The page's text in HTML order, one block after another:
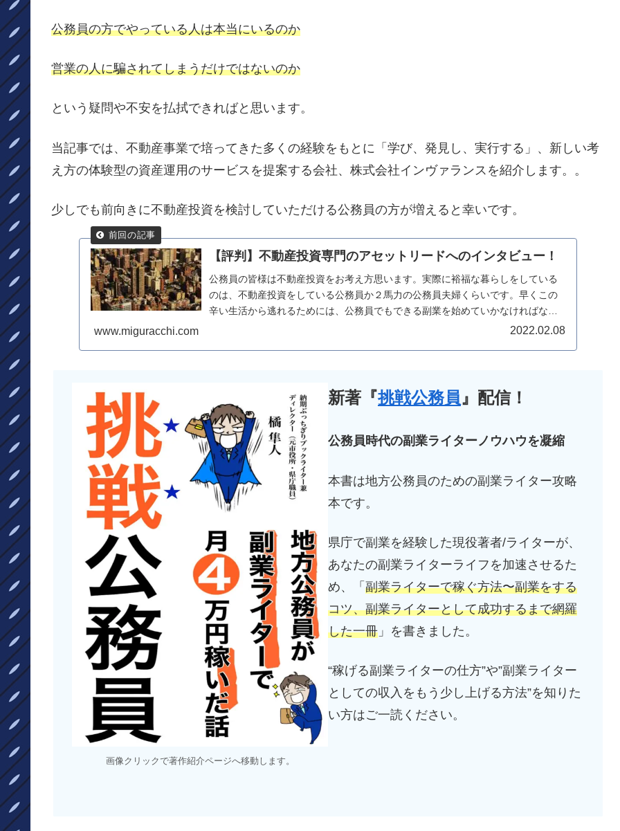
公務員の方でやっている人は本当にいるのか
営業の人に騙されてしまうだけではないのか
という疑問や不安を払拭できればと思います。
当記事では、不動産事業で培ってきた多くの経験をもとに「学び、発見し、実行する」、新しい考
え方の体験型の資産運用のサービスを提案する会社、株式会社インヴァランスを紹介します。。
少しでも前向きに不動産投資を検討していただける公務員の方が増えると幸いです。
【評判】不動産投資専門のアセットリードへのインタビュー！
公務員の皆様は不動産投資をお考え方思います。実際に裕福な暮らしをしている
のは、不動産投資をしている公務員か２馬力の公務員夫婦くらいです。早くこの
辛い生活から逃れるためには、公務員でもできる副業を始めていかなければなり
www.miguracchi.com 2022.02.08
画像クリックで著作紹介ページへ移動します。
新著『挑戦公務員』配信！
公務員時代の副業ライターノウハウを凝縮
本書は地方公務員のための副業ライター攻略
本です。
県庁で副業を経験した現役著者/ライターが、
あなたの副業ライターライフを加速させるた
め、「 副業ライターで稼ぐ方法〜副業をする
コツ、副業ライターとして成功するまで網羅
した一冊 」を書きました。
“稼げる副業ライターの仕方”や”副業ライター
としての収入をもう少し上げる方法”を知りた
い方はご一読ください。